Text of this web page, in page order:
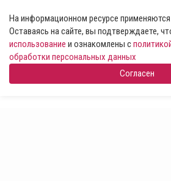
На информационном ресурсе
Оставаясь на сайте, вы подтверждаете,
использование и ознакомлены с
обработки персональных данных
Согласен